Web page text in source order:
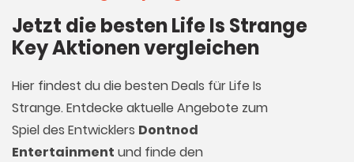
Jetzt die besten Life Is Strange
Key Aktionen vergleichen
Hier findest du die besten Deals für Life Is
Strange. Entdecke aktuelle Angebote zum
Spiel des Entwicklers Dontnod
Entertainment und finde den